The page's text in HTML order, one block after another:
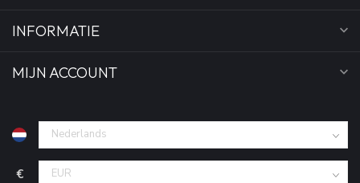
INFORMATIE
MIJN ACCOUNT
€